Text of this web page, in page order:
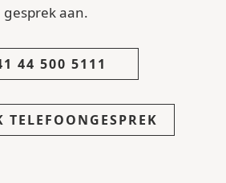
gesprek aan.
44 500 5111
TELEFOONGESPREK